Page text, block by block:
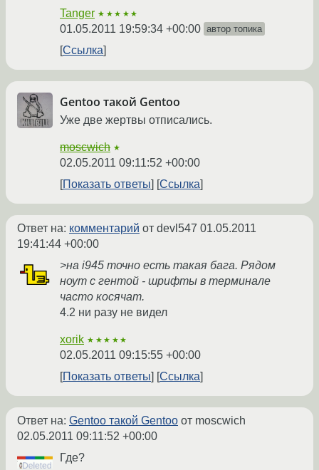
Tanger ★★★★★
01.05.2011 19:59:34 +00:00 автор топика
Ссылка
Gentoo такой Gentoo
Уже две жертвы отписались.
moscwich ★
02.05.2011 09:11:52 +00:00
Показать ответы
Ссылка
Ответ на: комментарий от devl547 01.05.2011
19:41:44 +00:00
>на i945 точно есть такая бага. Рядом
ноут с гентой - шрифты в терминале
часто косячат.
4.2 ни разу не видел
xorik ★★★★★
02.05.2011 09:15:55 +00:00
Показать ответы
Ссылка
Ответ на: Gentoo такой Gentoo от moscwich
02.05.2011 09:11:52 +00:00
Где?